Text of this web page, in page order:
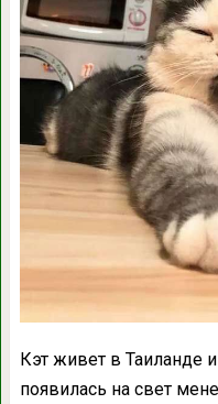
Кэт живет в Таиланде
появилась на свет